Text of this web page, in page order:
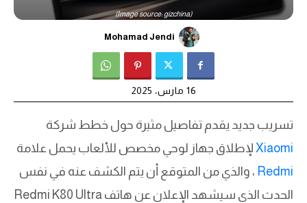
(Image source: gizchina)
Mohamad Jendi
16 مارس، 2025
تسريب جديد يقدم تفاصيل مثيرة حول خطط شركة
Xiaomi لإطلاق جهاز لوحي مخصص للألعاب يحمل علامة
Redmi ، والذي من المتوقع أن يتم الكشف عنه في نفس
الحدث الذي سيشهد الإعلان عن هاتف Redmi K80 Ultra